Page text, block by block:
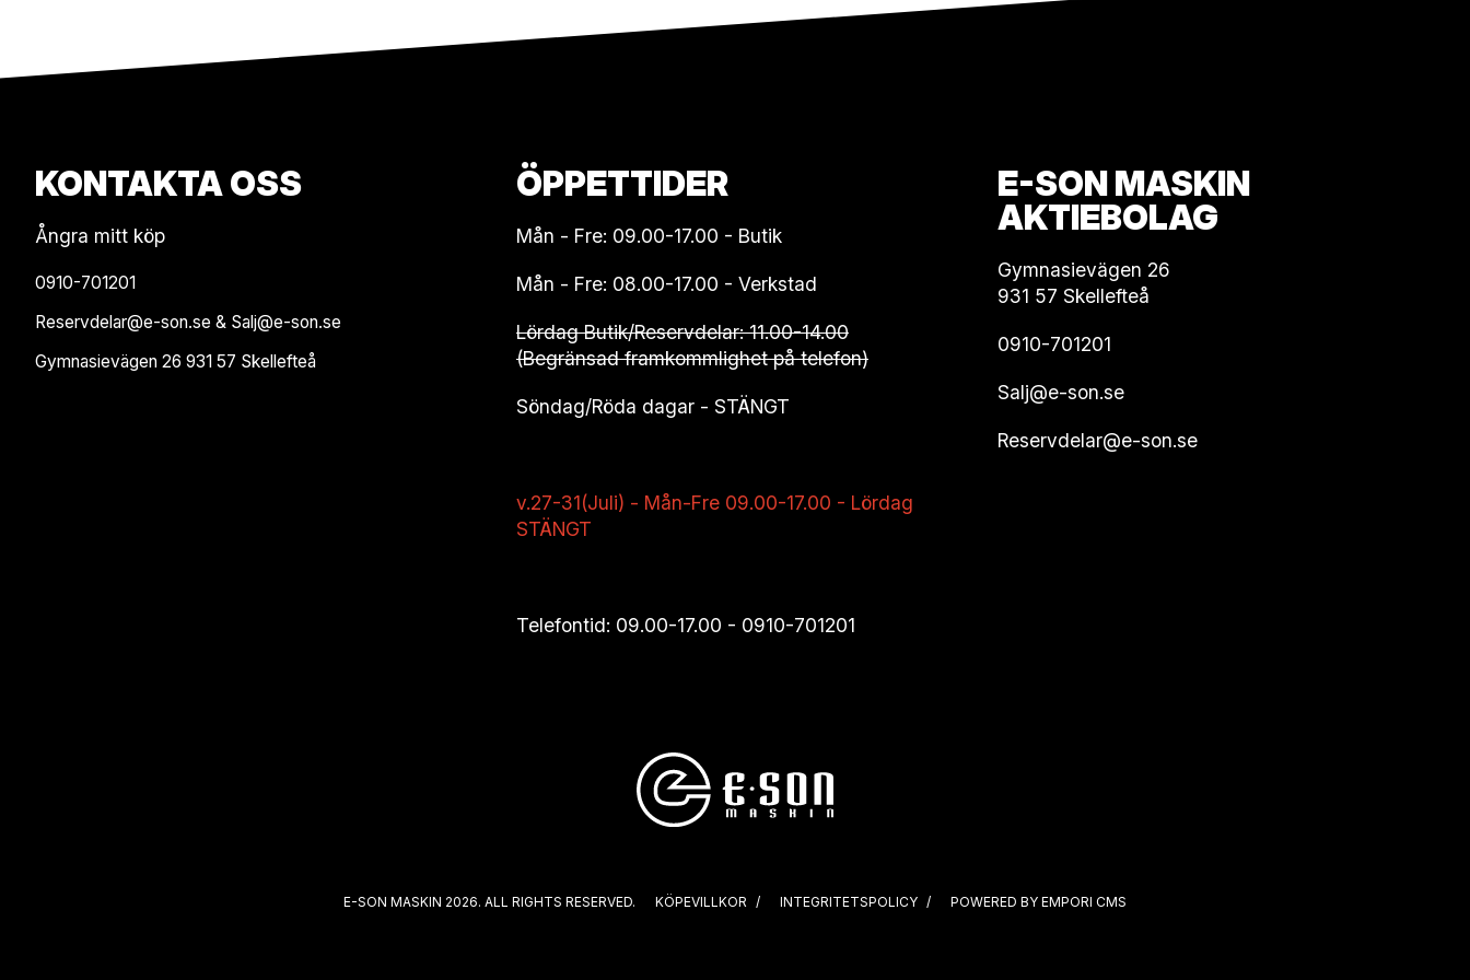
KONTAKTA OSS
Ångra mitt köp
0910-701201
Reservdelar@e-son.se & Salj@e-son.se
Gymnasievägen 26 931 57 Skellefteå
ÖPPETTIDER
Mån - Fre: 09.00-17.00 - Butik
Mån - Fre: 08.00-17.00 - Verkstad
Lördag Butik/Reservdelar: 11.00-14.00
(Begränsad framkommlighet på telefon)
Söndag/Röda dagar - STÄNGT
v.27-31(Juli) - Mån-Fre 09.00-17.00 - Lördag
STÄNGT
Telefontid: 09.00-17.00 - 0910-701201
E-SON MASKIN
AKTIEBOLAG
Gymnasievägen 26
931 57 Skellefteå
0910-701201
Salj@e-son.se
Reservdelar@e-son.se
E-SON MASKIN 2026. ALL RIGHTS RESERVED. KÖPEVILLKOR INTEGRITETSPOLICY POWERED BY EMPORI CMS